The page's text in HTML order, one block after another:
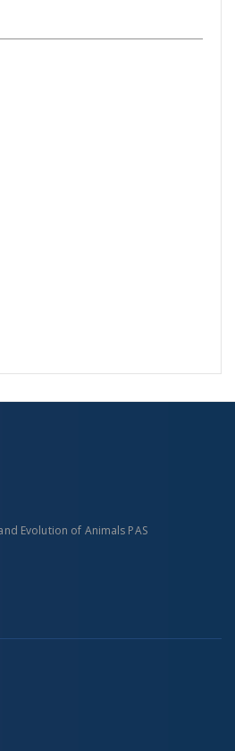
Evolution of Animals PAS